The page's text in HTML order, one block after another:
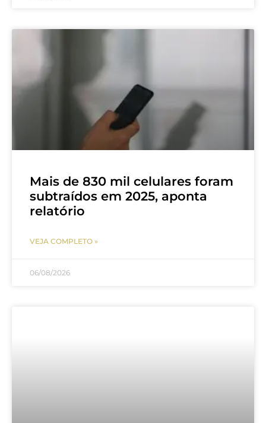
Mais de 830 mil celulares foram
subtraídos em 2025, aponta
relatório
VEJA COMPLETO »
06/08/2026